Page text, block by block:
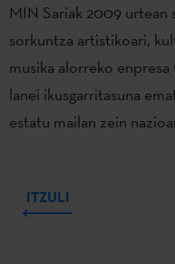
MIN Sariak 2009 urtean
sorkuntza artistikoari,
musika alorreko
lanei ikusgarritasuna
estatu mailan zein
ITZULI